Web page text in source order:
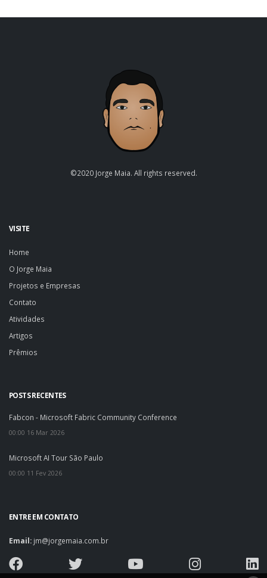
©2020 Jorge Maia. All rights reserved.
VISITE
Home
O Jorge Maia
Projetos e Empresas
Contato
Atividades
Artigos
Prêmios
POSTS RECENTES
Fabcon - Microsoft Fabric Community Conference
00:00 16 Mar 2026
Microsoft AI Tour São Paulo
00:00 11 Fev 2026
ENTRE EM CONTATO
Email: jm@jorgemaia.com.br